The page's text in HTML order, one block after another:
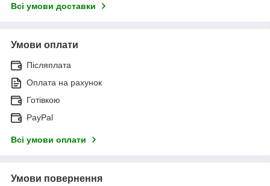
Всі умови доставки
Умови оплати
Післяплата
Оплата на рахунок
Готівкою
PayPal
Всі умови оплати
Умови повернення